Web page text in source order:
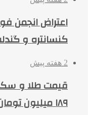
اعتراض انجمن
کنسانتره و
2 هفته پیش
قیمت طلا و سکه
۱۸۹ میلیون تومان